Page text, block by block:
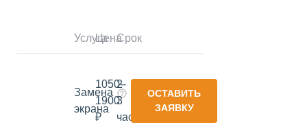
УслугаЦенаСрок
Замена
экрана
1050-
1900
₽
2-
3
часа
ОСТАВИТЬ
ЗАЯВКУ